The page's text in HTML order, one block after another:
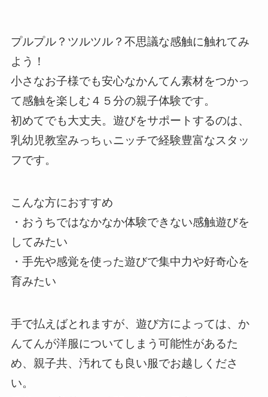
プルプル？ツルツル？不思議な感触に触れてみ
よう！
小さなお子様でも安心なかんてん素材をつかっ
て感触を楽しむ４５分の親子体験です。
初めてでも大丈夫。遊びをサポートするのは、
乳幼児教室みっちぃニッチで経験豊富なスタッ
フです。
こんな方におすすめ
・おうちではなかなか体験できない感触遊びを
してみたい
・手先や感覚を使った遊びで集中力や好奇心を
育みたい
手で払えばとれますが、遊び方によっては、か
んてんが洋服についてしまう可能性があるた
め、親子共、汚れても良い服でお越しくださ
い。